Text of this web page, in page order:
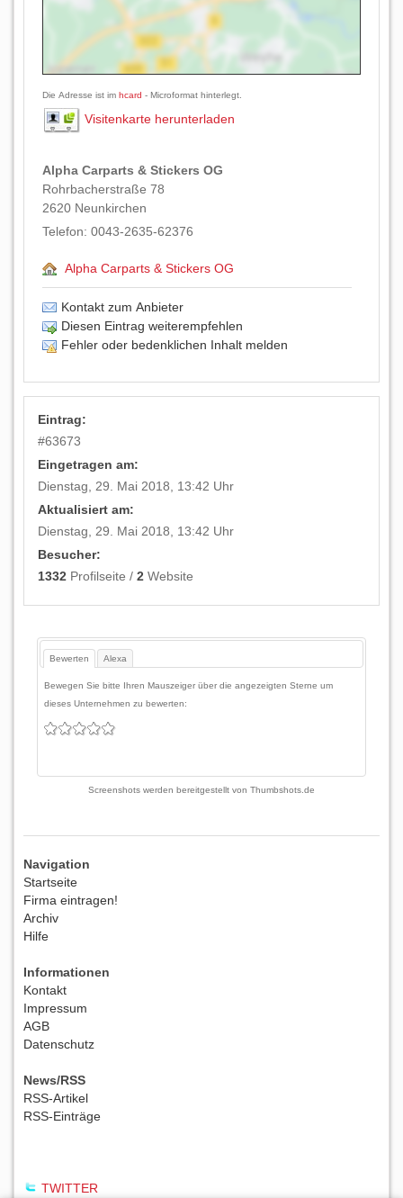
Die Adresse ist im hcard - Microformat hinterlegt.
Visitenkarte herunterladen
Alpha Carparts & Stickers OG
Rohrbacherstraße 78
2620 Neunkirchen
Telefon: 0043-2635-62376
Alpha Carparts & Stickers OG
Kontakt zum Anbieter
Diesen Eintrag weiterempfehlen
Fehler oder bedenklichen Inhalt melden
Eintrag:
#63673
Eingetragen am:
Dienstag, 29. Mai 2018, 13:42 Uhr
Aktualisiert am:
Dienstag, 29. Mai 2018, 13:42 Uhr
Besucher:
1332 Profilseite /2 Website
Bewerten Alexa
Bewegen Sie bitte Ihren Mauszeiger über die angezeigten Sterne um
dieses Unternehmen zu bewerten:
Screenshots werden bereitgestellt von Thumbshots.de
Navigation
Startseite
Firma eintragen!
Archiv
Hilfe
Informationen
Kontakt
Impressum
AGB
Datenschutz
News/RSS
RSS-Artikel
RSS-Einträge
TWITTER